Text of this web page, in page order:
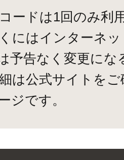
ードは1回のみ利
にはインターネ
予告なく変更にな
は公式サイトを
ジです。